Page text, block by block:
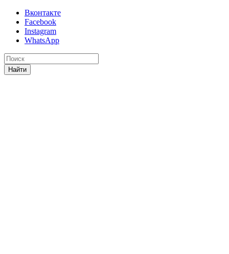
Вконтакте
Facebook
Instagram
WhatsApp
Найти